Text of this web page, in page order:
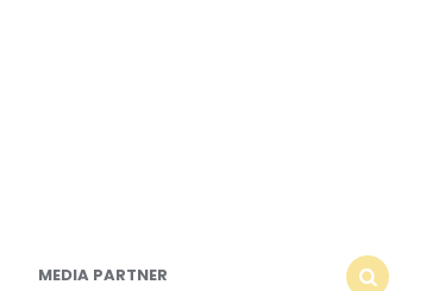
MEDIA PARTNER